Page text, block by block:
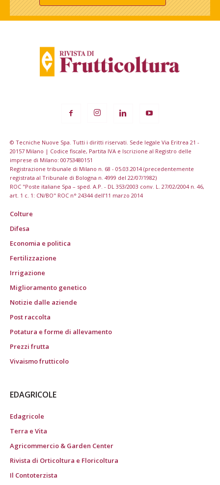
© Tecniche Nuove Spa. Tutti i diritti riservati. Sede legale Via Eritrea 21 -
20157 Milano | Codice fiscale, Partita IVA e Iscrizione al Registro delle
imprese di Milano: 00753480151
Registrazione tribunale di Milano n. 68 - 05.03.2014 (precedentemente
registrata al Tribunale di Bologna n. 4999 del 22/07/1982)
ROC "Poste italiane Spa – sped. A.P. - DL 353/2003 conv. L. 27/02/2004 n. 46,
art. 1 c. 1: CN/BO" ROC n° 24344 dell’11 marzo 2014
Colture
Difesa
Economia e politica
Fertilizzazione
Irrigazione
Miglioramento genetico
Notizie dalle aziende
Post raccolta
Potatura e forme di allevamento
Prezzi frutta
Vivaismo frutticolo
EDAGRICOLE
Edagricole
Terra e Vita
Agricommercio & Garden Center
Rivista di Orticoltura e Floricoltura
Il Contoterzista